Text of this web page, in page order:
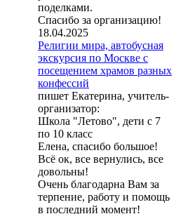
поделками.
Спасибо за организацию!
18.04.2025
Религии мира, автобусная
экскурсия по Москве с
посещением храмов разных
конфессий
пишет Екатерина, учитель-
организатор:
Школа "Летово", дети с 7
по 10 класс
Елена, спасибо большое!
Всё ок, все вернулись, все
довольны!
Очень благодарна Вам за
терпение, работу и помощь
в последний момент!